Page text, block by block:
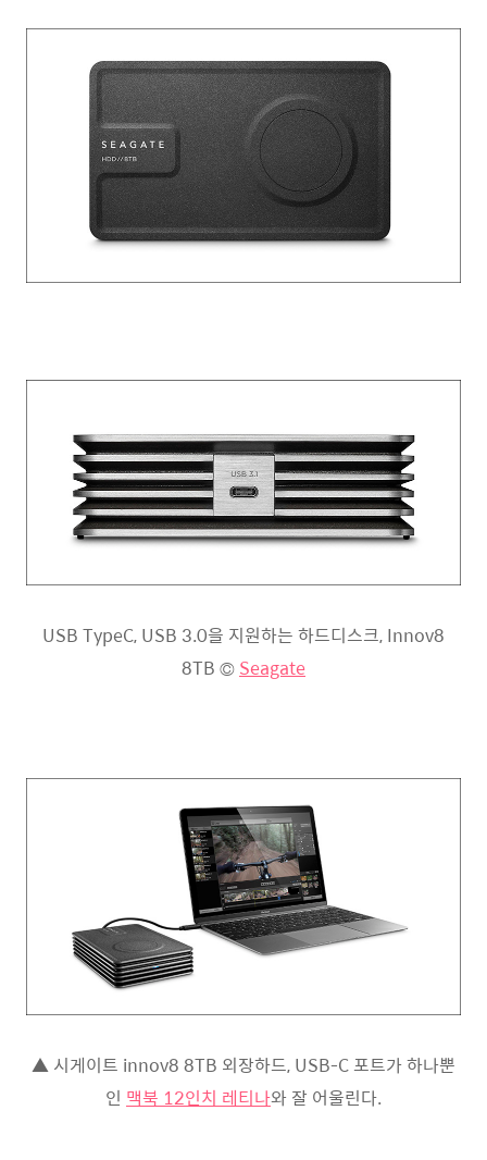
USB TypeC, USB 3.0을 지원하는 하드디스크, Innov8
8TB © Seagate
▲ 시게이트 innov8 8TB 외장하드, USB-C 포트가 하나뿐
인 맥북 12인치 레티나와 잘 어울린다.